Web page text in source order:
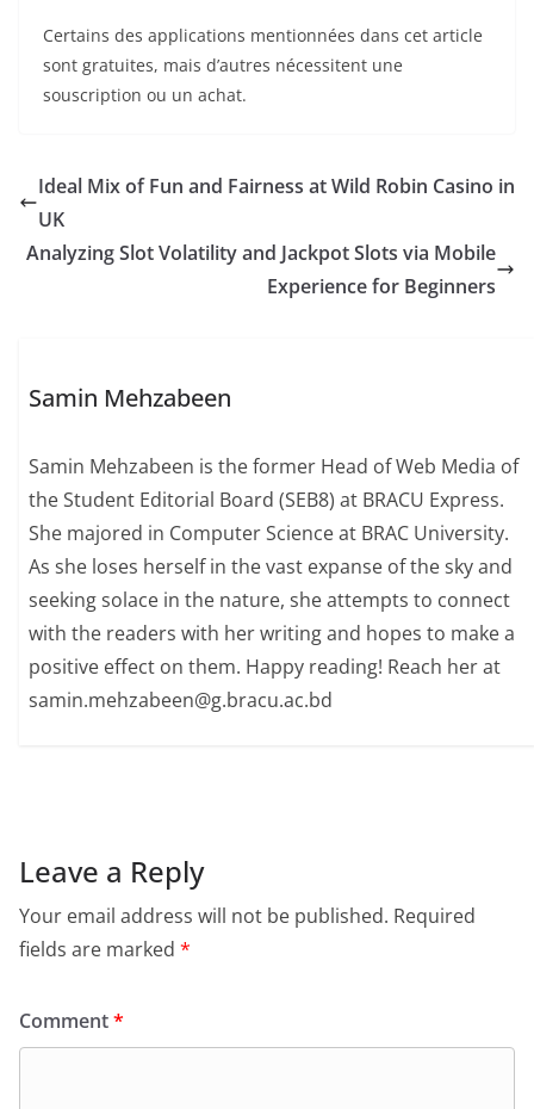
Certains des applications mentionnées dans cet article
sont gratuites, mais d’autres nécessitent une
souscription ou un achat.
Ideal Mix of Fun and Fairness at Wild Robin Casino in
UK
Analyzing Slot Volatility and Jackpot Slots via Mobile
Experience for Beginners
Samin Mehzabeen
Samin Mehzabeen is the former Head of Web Media of
the Student Editorial Board (SEB8) at BRACU Express.
She majored in Computer Science at BRAC University.
As she loses herself in the vast expanse of the sky and
seeking solace in the nature, she attempts to connect
with the readers with her writing and hopes to make a
positive effect on them. Happy reading! Reach her at
samin.mehzabeen@g.bracu.ac.bd
Leave a Reply
Your email address will not be published. Required
fields are marked *
Comment*